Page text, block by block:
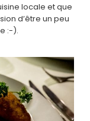
locale et que
d’être un peu
:-).